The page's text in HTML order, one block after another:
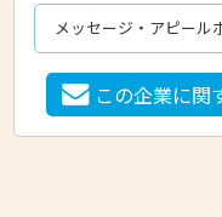
メッセージ・アピール
この企業に関